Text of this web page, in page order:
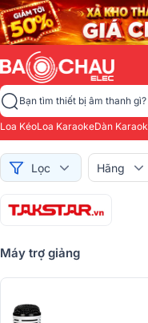
Bạn tìm thiết bị âm thanh gì?
Loa KéoLoa KaraokeDàn
Lọc Hãng
Máy trợ giảng